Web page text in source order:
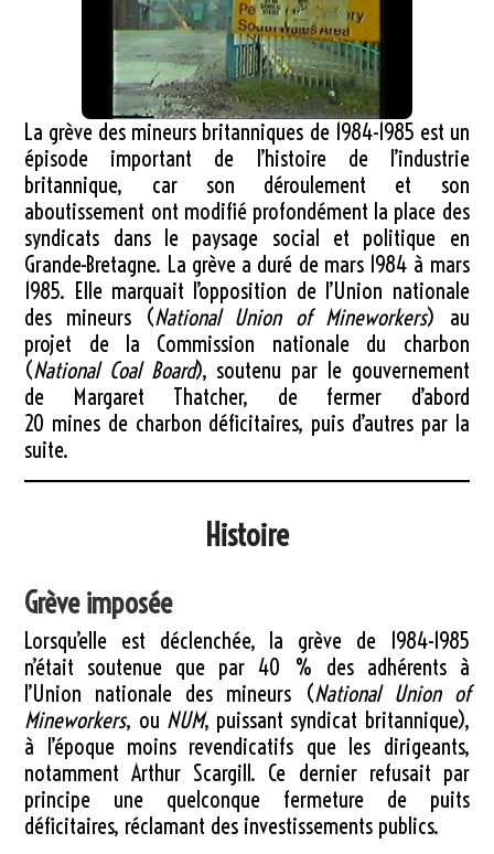
La grève des mineurs britanniques de 1984-1985 est un
épisode important de l’histoire de l’industrie
britannique, car son déroulement et son
aboutissement ont modifié profondément la place des
syndicats dans le paysage social et politique en
Grande-Bretagne. La grève a duré de mars 1984 à mars
1985. Elle marquait l’opposition de l’Union nationale
des mineurs (National Union of Mineworkers) au
projet de la Commission nationale du charbon
(National Coal Board), soutenu par le gouvernement
de Margaret Thatcher, de fermer d’abord
20 mines de charbon déficitaires, puis d’autres par la
suite.
Histoire
Grève imposée
Lorsqu’elle est déclenchée, la grève de 1984-1985
n’était soutenue que par 40 % des adhérents à
l’Union nationale des mineurs (National Union of
Mineworkers, ou NUM, puissant syndicat britannique),
à l’époque moins revendicatifs que les dirigeants,
notamment Arthur Scargill. Ce dernier refusait par
principe une quelconque fermeture de puits
déficitaires, réclamant des investissements publics.